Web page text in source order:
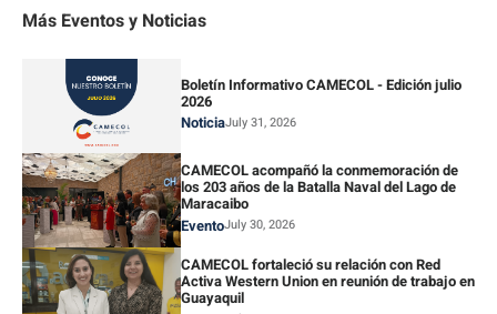
Más Eventos y Noticias
Boletín Informativo CAMECOL - Edición julio
2026
NoticiaJuly 31, 2026
CAMECOL acompañó la conmemoración de
los 203 años de la Batalla Naval del Lago de
Maracaibo
EventoJuly 30, 2026
CAMECOL fortaleció su relación con Red
Activa Western Union en reunión de trabajo en
Guayaquil